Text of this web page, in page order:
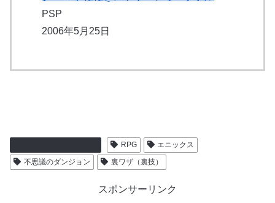
PSP
2006年5月25日
RPG
エニックス
不思議のダンジョン
裏ワザ（裏技）
スポンサーリンク